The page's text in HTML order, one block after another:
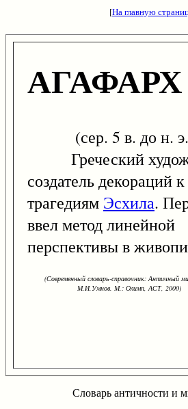
[На главную
АГАФАРХ
(сер. 5 в. до н.
Греческий
создатель декораций к
трагедиям Эсхила.
ввел метод линейной
перспективы в
(Современный словарь-справочник: Античный
М.И.Умнов. М.: Олимп, АСТ, 2000)
Словарь античности и